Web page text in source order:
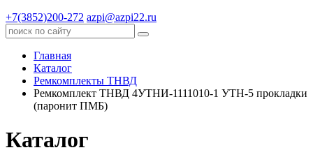
+7(3852)200-272 azpi@azpi22.ru
Главная
Каталог
Ремкомплекты ТНВД
Ремкомплект ТНВД 4УТНИ-1111010-1 УТН-5 прокладки
(паронит ПМБ)
Каталог